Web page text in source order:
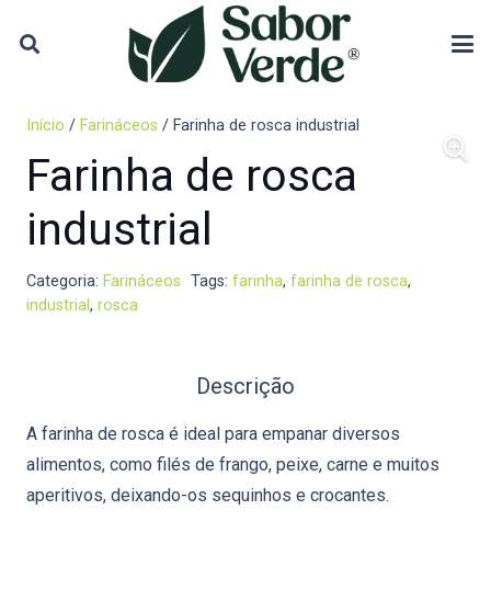
Início / Farináceos / Farinha de rosca industrial
Farinha de rosca
industrial
Categoria: Farináceos Tags: farinha, farinha de rosca,
industrial, rosca
Descrição
A farinha de rosca é ideal para empanar diversos
alimentos, como filés de frango, peixe, carne e muitos
aperitivos, deixando-os sequinhos e crocantes.